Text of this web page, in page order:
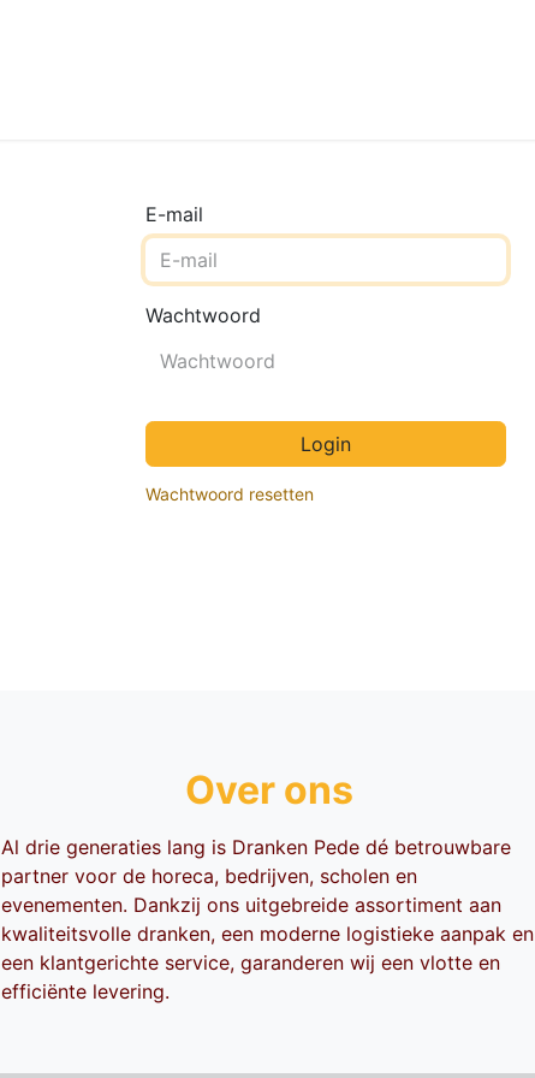
E-mail
Wachtwoord
Login
Wachtwoord resetten
Over ons
Al drie generaties lang is Dranken Pede dé betrouwbare
partner voor de horeca, bedrijven, scholen en
evenementen. Dankzij ons uitgebreide assortiment aan
kwaliteitsvolle dranken, een moderne logistieke aanpak en
een klantgerichte service, garanderen wij een vlotte en
efficiënte levering.